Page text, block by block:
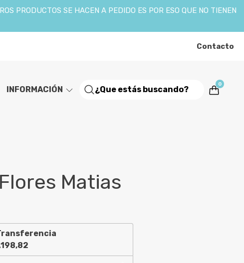
PRODUCTOS SE HACEN A PEDIDO ES POR ESO QUE NO TIENEN
Contacto
INFORMACIÓN
0
Matias